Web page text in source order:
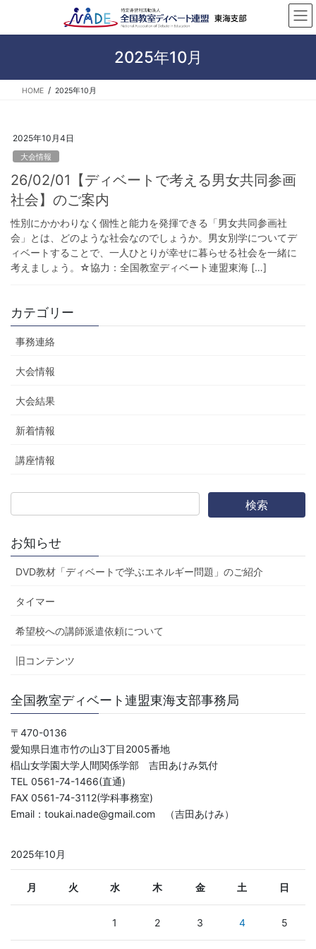
テ
へ
ゲ
ョ
2025年10月
HOME 2025年10月
2025年10月4日
大会情報
26/02/01【ディベートで考える男女共同参画
社会】のご案内
性別にかかわりなく個性と能力を発揮できる「男女共同参画社
会」とは、どのような社会なのでしょうか。男女別学についてデ
ィベートすることで、一人ひとりが幸せに暮らせる社会を一緒に
考えましょう。☆協力：全国教室ディベート連盟東海 […]
カテゴリー
事務連絡
大会情報
大会結果
新着情報
講座情報
お知らせ
DVD教材「ディベートで学ぶエネルギー問題」のご紹介
タイマー
希望校への講師派遣依頼について
旧コンテンツ
全国教室ディベート連盟東海支部事務局
〒470-0136
愛知県日進市竹の山3丁目2005番地
椙山女学園大学人間関係学部 吉田あけみ気付
TEL 0561-74-1466(直通)
FAX 0561-74-3112(学科事務室)
Email：toukai.nade@gmail.com （吉田あけみ）
2025年10月
月 火 水 木 金 土 日
1 2 3 4 5